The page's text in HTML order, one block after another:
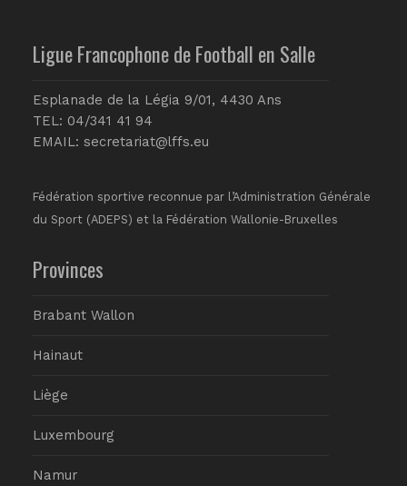
Ligue Francophone de Football en Salle
Esplanade de la Légia 9/01, 4430 Ans
TEL: 04/341 41 94
EMAIL: secretariat@lffs.eu
Fédération sportive reconnue par l’Administration Générale
du Sport (ADEPS) et la Fédération Wallonie-Bruxelles
Provinces
Brabant Wallon
Hainaut
Liège
Luxembourg
Namur